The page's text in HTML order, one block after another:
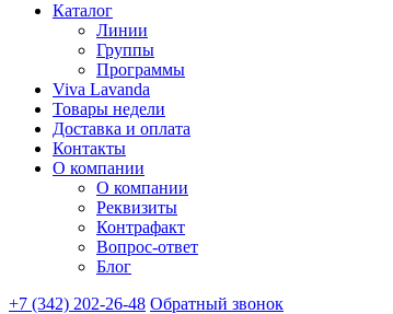
Каталог
Линии
Группы
Программы
Viva Lavanda
Товары недели
Доставка и оплата
Контакты
О компании
О компании
Реквизиты
Контрафакт
Вопрос-ответ
Блог
+7 (342) 202-26-48 Обратный звонок